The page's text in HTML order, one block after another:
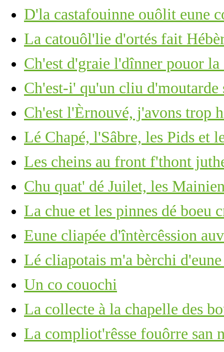
D'la castafouinne ouôlit eune
La catouôl'lie d'ortés fait
Ch'est d'graie l'dînner pouor
Ch'est-i' qu'un cliu d'moutarde
Ch'est l'Èrnouvé, j'avons trop
Lé Chapé, l'Sâbre, les Pids et
Les cheins au front f'thont
Chu quat' dé Juilet, les
La chue et les pinnes dé boeu
Eune cliapée d'întèrcêssion
Lé cliapotais m'a bèrchi
Un co couochi
La collecte à la chapelle des
La compliot'rêsse fouôrre san